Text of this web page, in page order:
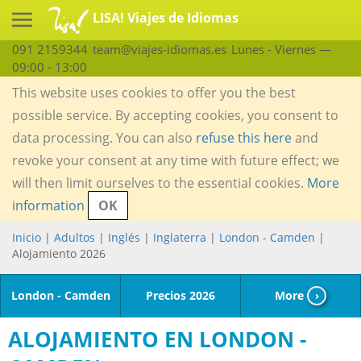
LISA! Viajes de Idiomas
091 2159344 team@viajes-idiomas.es Lunes - Viernes —
09:00 - 13:00
This website uses cookies to offer you the best
possible service. By accepting cookies, you consent to
data processing. You can also refuse this hereand
revoke your consent at any time with future effect; we
will then limit ourselves to the essential cookies. More
information
OK
Inicio | Adultos | Inglés | Inglaterra | London - Camden |
Alojamiento 2026
London - Camden Precios 2026 More ›
ALOJAMIENTO EN LONDON -